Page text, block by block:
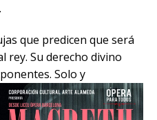
que predicen que será
rey. Su derecho divino
Solo y